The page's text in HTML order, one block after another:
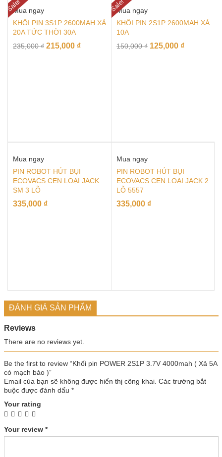
Sale!
Mua ngay
KHỐI PIN 3S1P 2600MAH XẢ
20A TỨC THỜI 30A
235,000₫ 215,000 ₫
Sale!
Mua ngay
KHỐI PIN 2S1P 2600MAH XẢ
10A
150,000₫ 125,000 ₫
Mua ngay
PIN ROBOT HÚT BỤI
ECOVACS CEN LOẠI JACK
SM 3 LỖ
335,000 ₫
Mua ngay
PIN ROBOT HÚT BỤI
ECOVACS CEN LOẠI JACK 2
LỖ 5557
335,000 ₫
ĐÁNH GIÁ SẢN PHẨM
Reviews
There are no reviews yet.
Be the first to review “Khối pin POWER 2S1P 3.7V 4000mah ( Xả 5A
có mạch bảo )”
Email của bạn sẽ không được hiển thị công khai. Các trường bắt
buộc được đánh dấu *
Your rating
Your review *